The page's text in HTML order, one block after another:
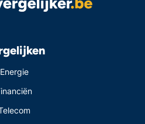
Energie